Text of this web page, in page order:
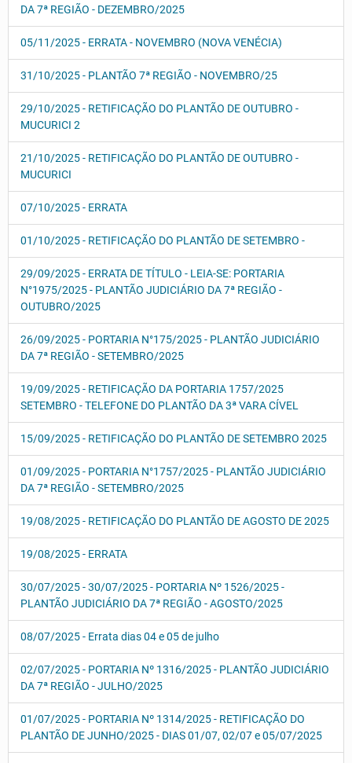
DA 7ª REGIÃO - DEZEMBRO/2025
05/11/2025 - ERRATA - NOVEMBRO (NOVA VENÉCIA)
31/10/2025 - PLANTÃO 7ª REGIÃO - NOVEMBRO/25
29/10/2025 - RETIFICAÇÃO DO PLANTÃO DE OUTUBRO -
MUCURICI 2
21/10/2025 - RETIFICAÇÃO DO PLANTÃO DE OUTUBRO -
MUCURICI
07/10/2025 - ERRATA
01/10/2025 - RETIFICAÇÃO DO PLANTÃO DE SETEMBRO -
29/09/2025 - ERRATA DE TÍTULO - LEIA-SE: PORTARIA
N°1975/2025 - PLANTÃO JUDICIÁRIO DA 7ª REGIÃO -
OUTUBRO/2025
26/09/2025 - PORTARIA N°175/2025 - PLANTÃO JUDICIÁRIO
DA 7ª REGIÃO - SETEMBRO/2025
19/09/2025 - RETIFICAÇÃO DA PORTARIA 1757/2025
SETEMBRO - TELEFONE DO PLANTÃO DA 3ª VARA CÍVEL
15/09/2025 - RETIFICAÇÃO DO PLANTÃO DE SETEMBRO 2025
01/09/2025 - PORTARIA N°1757/2025 - PLANTÃO JUDICIÁRIO
DA 7ª REGIÃO - SETEMBRO/2025
19/08/2025 - RETIFICAÇÃO DO PLANTÃO DE AGOSTO DE 2025
19/08/2025 - ERRATA
30/07/2025 - 30/07/2025 - PORTARIA Nº 1526/2025 -
PLANTÃO JUDICIÁRIO DA 7ª REGIÃO - AGOSTO/2025
08/07/2025 - Errata dias 04 e 05 de julho
02/07/2025 - PORTARIA Nº 1316/2025 - PLANTÃO JUDICIÁRIO
DA 7ª REGIÃO - JULHO/2025
01/07/2025 - PORTARIA Nº 1314/2025 - RETIFICAÇÃO DO
PLANTÃO DE JUNHO/2025 - DIAS 01/07, 02/07 e 05/07/2025